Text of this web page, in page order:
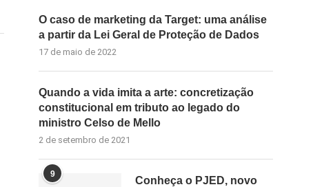
O caso de marketing da Target: uma análise
a partir da Lei Geral de Proteção de Dados
17 de maio de 2022
Quando a vida imita a arte: concretização
constitucional em tributo ao legado do
ministro Celso de Mello
2 de setembro de 2021
9
Conheça o PJED, novo